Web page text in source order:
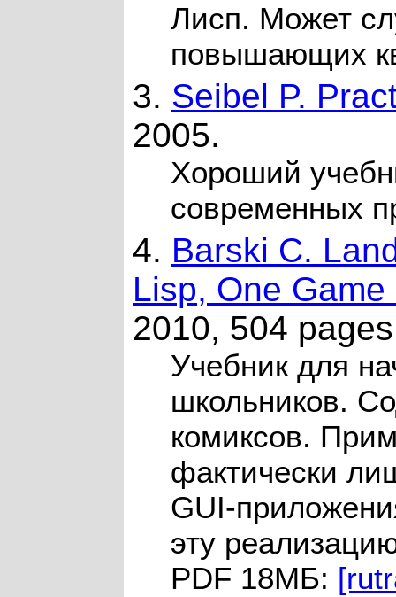
Лисп. Может
повышающих
3. Seibel P.
2005.
Хороший
современных
4. Barski C.
Lisp, One
2010, 504
Учебник для
школьников.
комиксов.
фактически
GUI-
эту
PDF 18MБ: